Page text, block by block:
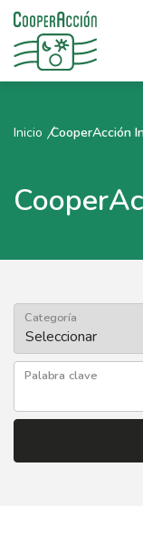
Inicio CooperAcción
Categoría
Palabra clave